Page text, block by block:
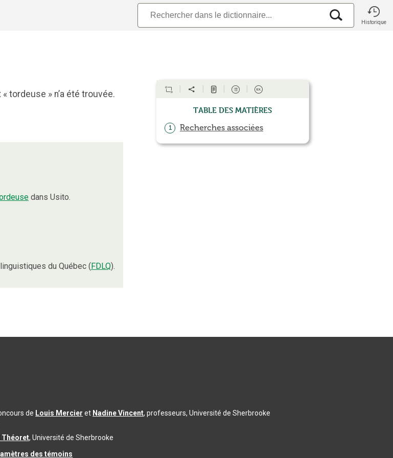
Historique
tordeuse » n’a été trouvée.
dans Usito.
du Québec (FDLQ).
Table des matières
1 Recherches associées
de Louis Mercier et Nadine Vincent, professeurs, Université de Sherbrooke
Théoret, Université de Sherbrooke
des témoins